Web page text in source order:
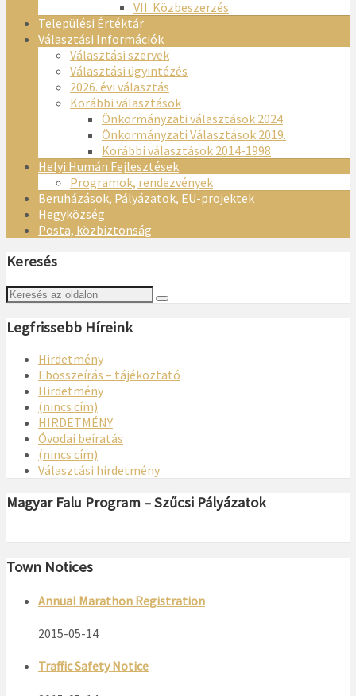
VII. Közbeszerzés
Települési Értéktár
Választási Információk
Választási szervek
Választási ügyintézés
2026. évi választás
Korábbi választások
Önkormányzati választások 2024
Önkormányzati Választások 2019.
Korábbi választások 2014-1998
Helyi Humán Fejlesztések
Programok, rendezvények
Beruházások, Pályázatok, EU-projektek
Hegyközség
Posta, közbiztonság
Keresés
Legfrissebb Híreink
Hirdetmény
Ebösszeírás – tájékoztató
Hirdetmény
(nincs cím)
HIRDETMÉNY
Óvodai beíratás
(nincs cím)
Választási hirdetmény
Magyar Falu Program – Szűcsi Pályázatok
Town Notices
Annual Marathon Registration
2015-05-14
Traffic Safety Notice